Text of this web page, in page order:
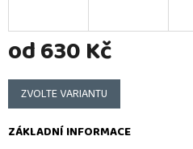
od630 Kč
Měrná
cena:
ZVOLTE VARIANTU
ZÁKLADNÍ INFORMACE